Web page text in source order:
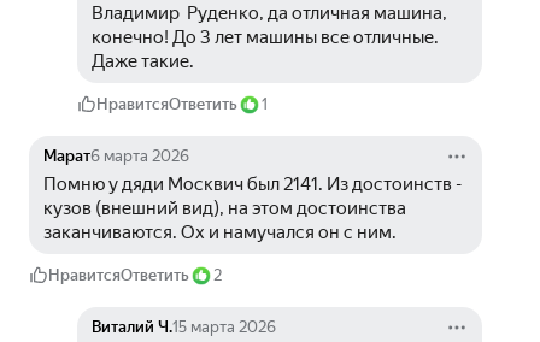
Владимир  Руденко, да отличная машина,
конечно! До 3 лет машины все отличные.
Даже такие.
НравитсяОтветить 1
Марат6 марта 2026
Помню у дяди Москвич был 2141. Из достоинств -
кузов (внешний вид), на этом достоинства
заканчиваются. Ох и намучался он с ним.
НравитсяОтветить 2
Виталий Ч.15 марта 2026